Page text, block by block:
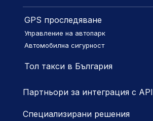
GPS проследяване
Управление на автопарк
Автомобилна сигурност
Тол такси в България
Партньори за интеграция с API
Специализирани решения